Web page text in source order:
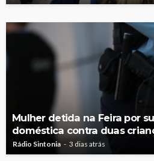
Mulher detida na Feira por
doméstica contra duas
Rádio Sintonia 3 dias atrás